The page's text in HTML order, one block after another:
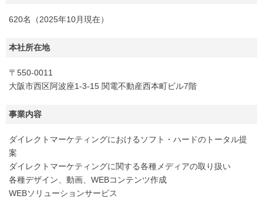
620名（2025年10月現在）
本社所在地
〒550-0011
大阪市西区阿波座1-3-15 関電不動産西本町ビル7階
事業内容
ダイレクトマーケティングにおけるソフト・ハードのトータル提
案
ダイレクトマーケティングに関する各種メディアの取り扱い
各種デザイン、動画、WEBコンテンツ作成
WEBソリューションサービス